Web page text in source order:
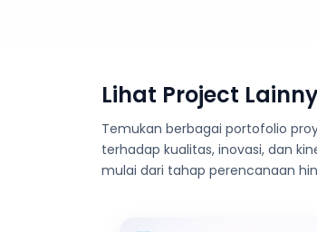
Lihat Project
Temukan berbagai portofolio
terhadap kualitas, inovasi, dan
mulai dari tahap perencanaan